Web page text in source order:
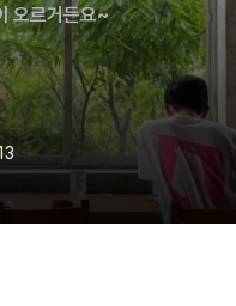
오르거든요~